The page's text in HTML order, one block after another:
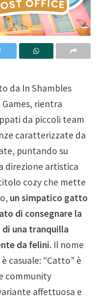
da In Shambles
rientra
da piccoli team
caratterizzate da
puntando su
direzione artistica
cozy che mette
un simpatico gatto
di consegnare la
una tranquilla
da felini. Il nome
casuale: “Catto” è
community
affettuosa e